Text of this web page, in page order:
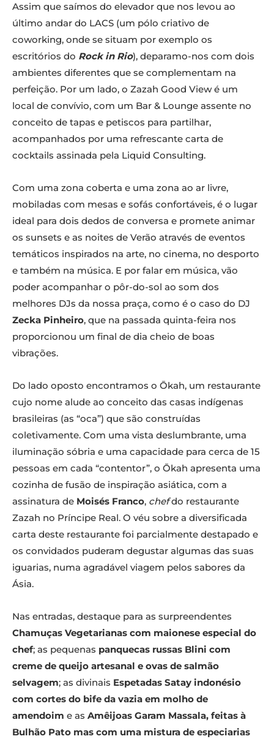
Assim que saímos do elevador que nos levou ao
último andar do LACS (um pólo criativo de
coworking, onde se situam por exemplo os
escritórios do Rock in Rio), deparamo-nos com dois
ambientes diferentes que se complementam na
perfeição. Por um lado, o Zazah Good View é um
local de convívio, com um Bar & Lounge assente no
conceito de tapas e petiscos para partilhar,
acompanhados por uma refrescante carta de
cocktails assinada pela Liquid Consulting.
Com uma zona coberta e uma zona ao ar livre,
mobiladas com mesas e sofás confortáveis, é o lugar
ideal para dois dedos de conversa e promete animar
os sunsets e as noites de Verão através de eventos
temáticos inspirados na arte, no cinema, no desporto
e também na música. E por falar em música, vão
poder acompanhar o pôr-do-sol ao som dos
melhores DJs da nossa praça, como é o caso do DJ
Zecka Pinheiro, que na passada quinta-feira nos
proporcionou um final de dia cheio de boas
vibrações.
Do lado oposto encontramos o Ōkah, um restaurante
cujo nome alude ao conceito das casas indígenas
brasileiras (as “oca”) que são construídas
coletivamente. Com uma vista deslumbrante, uma
iluminação sóbria e uma capacidade para cerca de 15
pessoas em cada “contentor”, o Ōkah apresenta uma
cozinha de fusão de inspiração asiática, com a
assinatura de Moisés Franco, chefdo restaurante
Zazah no Príncipe Real. O véu sobre a diversificada
carta deste restaurante foi parcialmente destapado e
os convidados puderam degustar algumas das suas
iguarias, numa agradável viagem pelos sabores da
Ásia.
Nas entradas, destaque para as surpreendentes
Chamuças Vegetarianas com maionese especial do
chef; as pequenas panquecas russas Blini com
creme de queijo artesanal e ovas de salmão
selvagem; as divinais Espetadas Satay indonésio
com cortes do bife da vazia em molho de
amendoim e as Amêijoas Garam Massala, feitas à
Bulhão Pato mas com uma mistura de especiarias